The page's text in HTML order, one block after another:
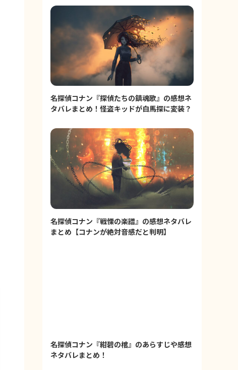
名探偵コナン『探偵たちの鎮魂歌』の感想ネ
タバレまとめ！怪盗キッドが白馬探に変装？
名探偵コナン『戦慄の楽譜』の感想ネタバレ
まとめ【コナンが絶対音感だと判明】
名探偵コナン『紺碧の棺』のあらすじや感想
ネタバレまとめ！